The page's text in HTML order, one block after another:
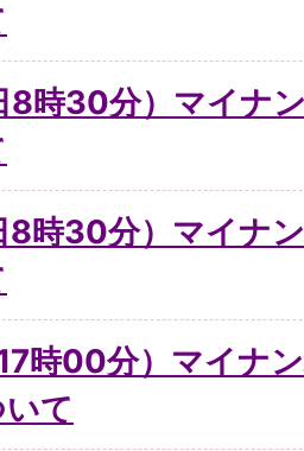
8時30分）マイナ
8時30分）マイナ
17時00分）マイナ
て